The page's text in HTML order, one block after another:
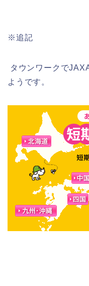
※追記
タウンワークで
ようです。